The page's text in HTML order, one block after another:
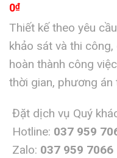
0₫
Thiết kế theo yêu
khảo sát và thi
hoàn thành công
thời gian, phương án
Đặt dịch vụ Quý
Hotline: 037 959
Zalo: 037 959 7066